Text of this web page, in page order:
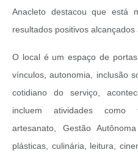
Anacleto destacou que está
resultados positivos alcançados
O local é um espaço de
vínculos, autonomia, inclusão
cotidiano do serviço,
incluem atividades como
artesanato, Gestão
plásticas, culinária, leitura,